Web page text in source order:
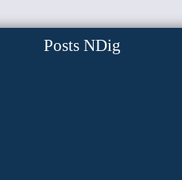
Posts NDig